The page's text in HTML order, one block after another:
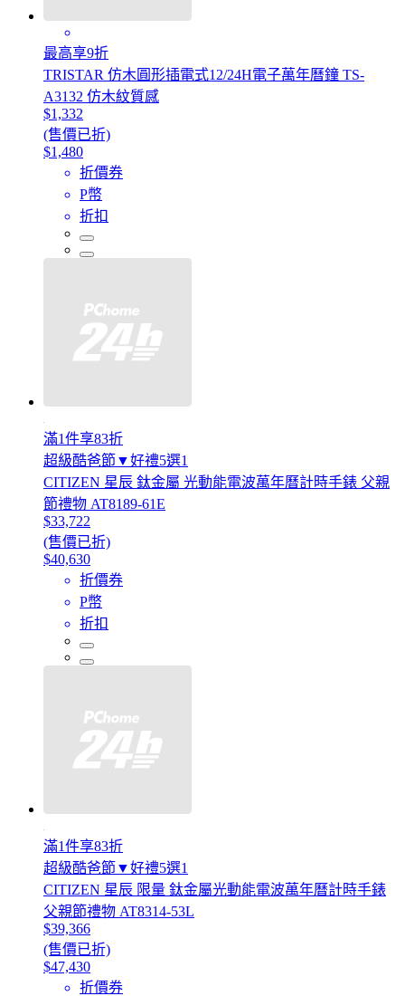
最高享9折
TRISTAR 仿木圓形插電式12/24H電子萬年曆鐘 TS-
A3132 仿木紋質感
$1,332
(售價已折)
$1,480
折價券
P幣
折扣
滿1件享83折
超級酷爸節▼好禮5選1
CITIZEN 星辰 鈦金屬 光動能電波萬年曆計時手錶 父親
節禮物 AT8189-61E
$33,722
(售價已折)
$40,630
折價券
P幣
折扣
滿1件享83折
超級酷爸節▼好禮5選1
CITIZEN 星辰 限量 鈦金屬光動能電波萬年曆計時手錶
父親節禮物 AT8314-53L
$39,366
(售價已折)
$47,430
折價券